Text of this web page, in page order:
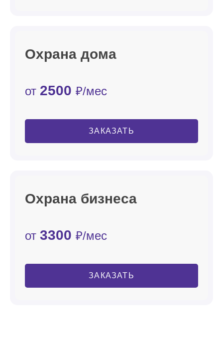
Охрана дома
от 2500 ₽/мес
ЗАКАЗАТЬ
Охрана бизнеса
от 3300 ₽/мес
ЗАКАЗАТЬ